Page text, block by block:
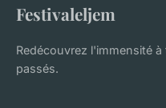
Festivaleljem
Redécouvrez l'immensité
passés.